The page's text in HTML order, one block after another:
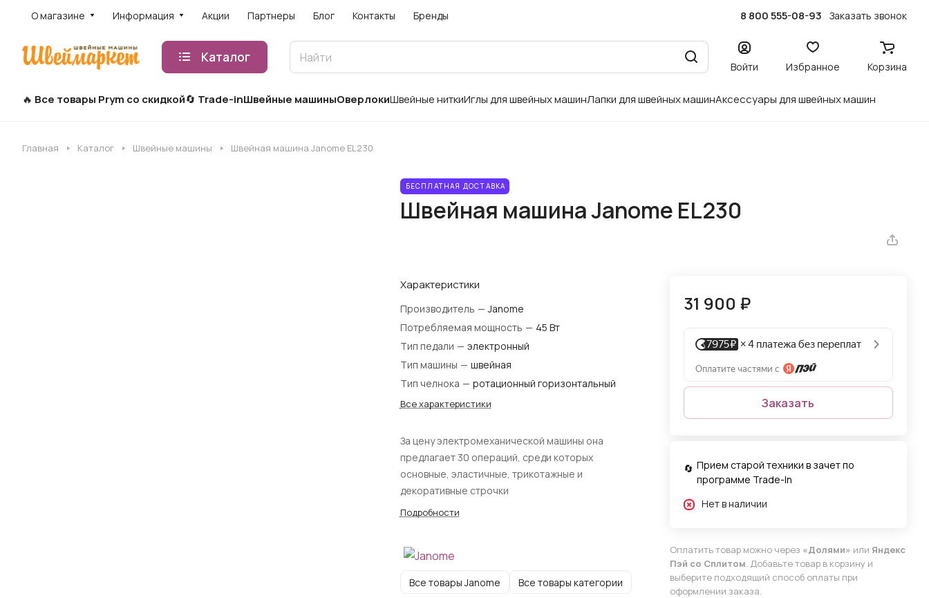
О магазине Информация Акции Партнеры Блог Контакты Бренды 8 800 555-08-93 Заказать звонок
Каталог
Войти Избранное Корзина
Все товары Prym со скидкой Trade-inШвейные машиныОверлокиШвейные ниткиИглы для швейных машинЛапки для швейных машинАксессуары для швейных машин
Главная Каталог Швейные машины Швейная машина Janome EL230
БЕСПЛАТНАЯ ДОСТАВКА
Швейная машина Janome EL230
Характеристики
Производитель — Janome
Потребляемая мощность — 45 Вт
Тип педали — электронный
Тип машины — швейная
Тип челнока — ротационный горизонтальный
Все характеристики
За цену электромеханической машины она
предлагает 30 операций, среди которых
основные, эластичные, трикотажные и
декоративные строчки
Подробности
Все товары Janome Все товары категории
31 900 ₽
Заказать
Прием старой техники в зачет по
программе Trade-In
Нет в наличии
Оплатить товар можно через «Долями» или Яндекс
Пэй со Сплитом. Добавьте товар в корзину и
выберите подходящий способ оплаты при
оформлении заказа.